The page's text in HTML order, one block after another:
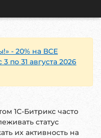
- 20% на ВСЕ
по 31 августа 2026
1С-Битрикс часто
статус
их активность на